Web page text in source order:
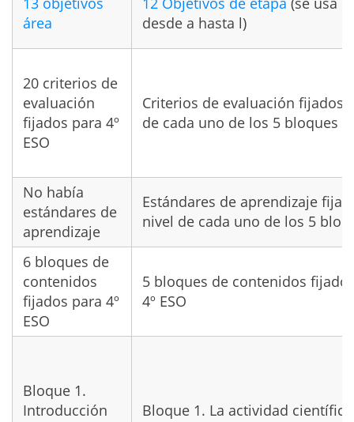
área
desde a hasta l)
20 criterios de
evaluación
fijados para 4º
ESO
Criterios de evaluación fijados
de cada uno de los 5 bloques
No había
estándares de
aprendizaje
Estándares de aprendizaje
nivel de cada uno de los 5
6 bloques de
contenidos
fijados para 4º
ESO
5 bloques de contenidos
4º ESO
Bloque 1.
Introducción
Bloque 1. La actividad científica